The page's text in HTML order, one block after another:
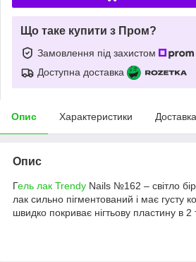
Що таке купити з Пром?
Замовлення під захистом
Доступна доставка
Опис Характеристики Доставка
Опис
Гель лак Trendy Nails №162 – світло
лак сильно пігментований і має густу
швидко покриває нігтьову пластину в 2